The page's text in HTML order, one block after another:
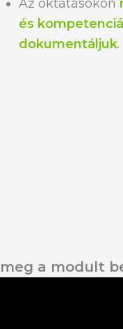
Az oktatásokon
és
dokumentáljuk.
a modult